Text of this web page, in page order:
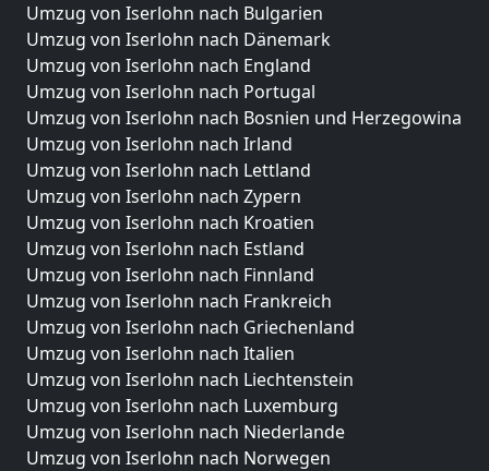
Umzug von Iserlohn nach Bulgarien
Umzug von Iserlohn nach Dänemark
Umzug von Iserlohn nach England
Umzug von Iserlohn nach Portugal
Umzug von Iserlohn nach Bosnien und Herzegowina
Umzug von Iserlohn nach Irland
Umzug von Iserlohn nach Lettland
Umzug von Iserlohn nach Zypern
Umzug von Iserlohn nach Kroatien
Umzug von Iserlohn nach Estland
Umzug von Iserlohn nach Finnland
Umzug von Iserlohn nach Frankreich
Umzug von Iserlohn nach Griechenland
Umzug von Iserlohn nach Italien
Umzug von Iserlohn nach Liechtenstein
Umzug von Iserlohn nach Luxemburg
Umzug von Iserlohn nach Niederlande
Umzug von Iserlohn nach Norwegen